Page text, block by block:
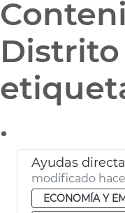
Distrito
.
modificado
ECONOMÍA Y